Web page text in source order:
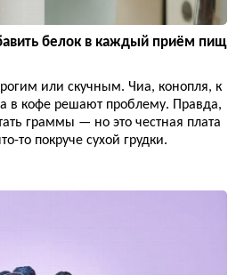
белок в каждый приём пищ
или скучным. Чиа, конопля, к
в кофе решают проблему. Правда,
граммы — но это честная плата
то покруче сухой грудки.